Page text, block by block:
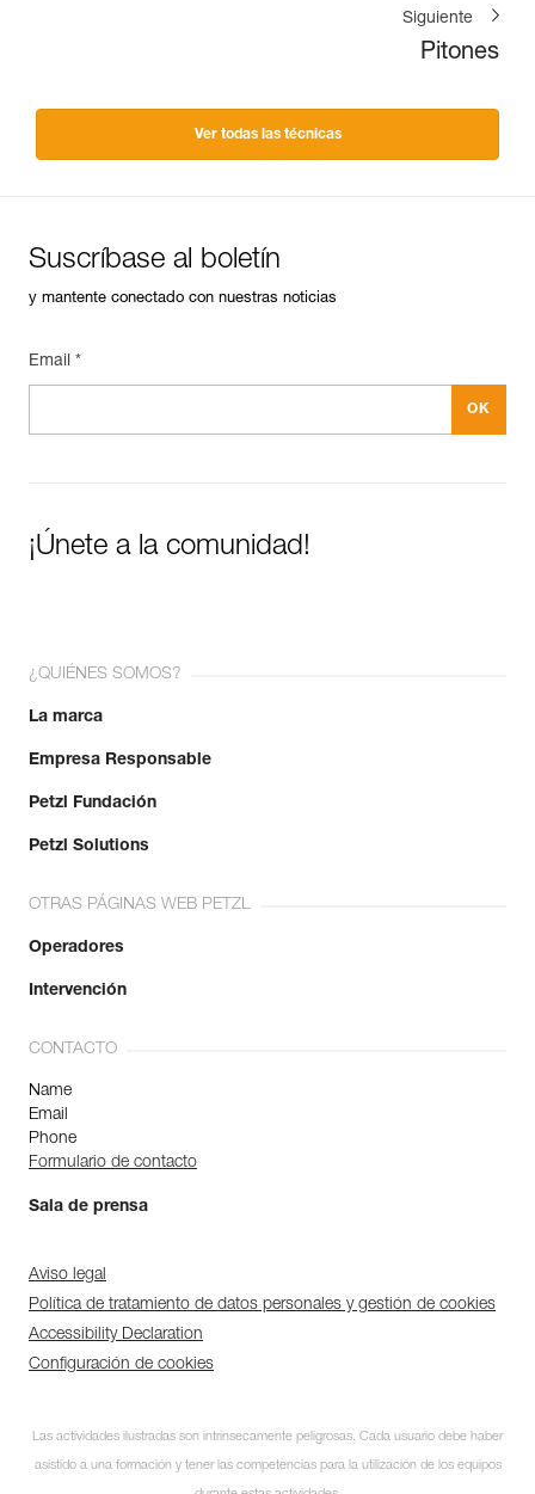
Siguiente
Pitones
Ver todas las técnicas
Suscríbase al boletín
Suscríbase al boletín
y mantente conectado con nuestras noticias
Email *
¡Únete a la comunidad!
¿QUIÉNES SOMOS?
La marca
Empresa Responsable
Petzl Fundación
Petzl Solutions
OTRAS PÁGINAS WEB PETZL
Operadores
Intervención
CONTACTO
Name
Email
Phone
Formulario de contacto
Sala de prensa
Aviso legal
Política de tratamiento de datos personales y gestión de cookies
Accessibility Declaration
Configuración de cookies
Las actividades ilustradas son intrínsecamente peligrosas. Cada usuario debe haber
asistido a una formación y tener las competencias para la utilización de los equipos